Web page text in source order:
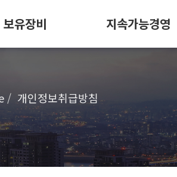
보유장비 지속가능경영
개인정보취급방침